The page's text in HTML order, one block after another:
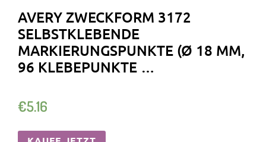
AVERY ZWECKFORM 3172
SELBSTKLEBENDE
MARKIERUNGSPUNKTE (Ø 18 MM,
96 KLEBEPUNKTE …
€5.16